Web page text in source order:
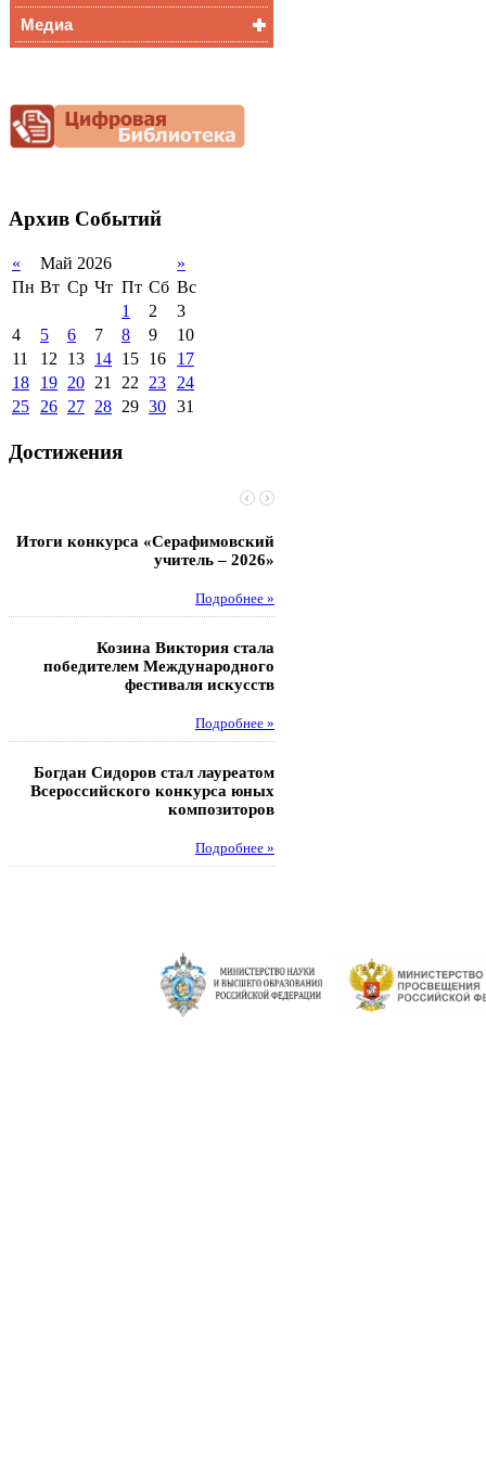
Снижение
документационной
нагрузки
Медиа
Архив Событий
« Май 2026
»
Пн Вт Ср Чт Пт Сб Вс
1
2
3
4
5 6 7 8 9
10
11
12 13 14 15 16
17
18
19 20 21 22 23 24
25 26 27 28 29 30 31
Достижения
Итоги конкурса «Серафимовский
учитель – 2026»
Подробнее »
Козина Виктория стала
победителем Международного
фестиваля искусств
Подробнее »
Богдан Сидоров стал лауреатом
Всероссийского конкурса юных
композиторов
Подробнее »